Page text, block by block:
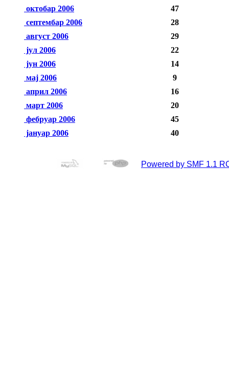
октобар 2006
47
септембар 2006
28
август 2006
29
јул 2006
22
јун 2006
14
мај 2006
9
април 2006
16
март 2006
20
фебруар 2006
45
јануар 2006
40
Powered by SMF 1.1